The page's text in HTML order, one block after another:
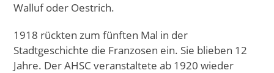
Walluf oder Oestrich.
1918 rückten zum fünften Mal in der
Stadtgeschichte die Franzosen ein. Sie blieben 12
Jahre. Der AHSC veranstaltete ab 1920 wieder